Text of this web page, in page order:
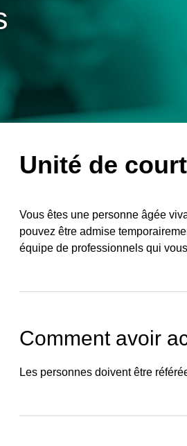
Unité de
Vous êtes une personne âgée
pouvez être admise
équipe de professionnels qui
Comment avoir
Les personnes doivent être